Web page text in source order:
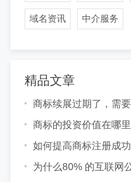
域名资讯 中介服务
精品文章
商标续展过期了，需
商标的投资价值在哪
如何提高商标注册成
考
为什么80% 的互联网